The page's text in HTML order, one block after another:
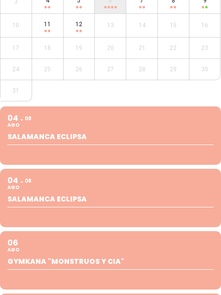
3
10 11 12 13 14 15 16
17 18 19 20 21 22 23
24 25 26 27 28 29 30
31
04
AGO
08
SALAMANCA ECLIPSA
04
AGO
08
SALAMANCA ECLIPSA
06
AGO
GYMKANA "MONSTRUOS Y CIA"